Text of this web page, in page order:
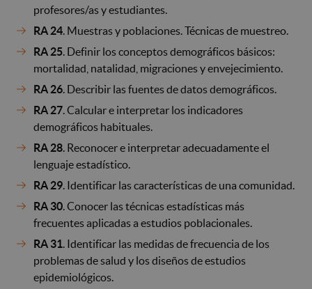
profesores/as y estudiantes.
RA 24 . Muestras y poblaciones. Técnicas de muestreo.
RA 25 . Definir los conceptos demográficos básicos:
mortalidad, natalidad, migraciones y envejecimiento.
RA 26 . Describir las fuentes de datos demográficos.
RA 27 . Calcular e interpretar los indicadores
demográficos habituales.
RA 28 . Reconocer e interpretar adecuadamente el
lenguaje estadístico.
RA 29 . Identificar las características de una comunidad.
RA 30 . Conocer las técnicas estadísticas más
frecuentes aplicadas a estudios poblacionales.
RA 31 . Identificar las medidas de frecuencia de los
problemas de salud y los diseños de estudios
epidemiológicos.